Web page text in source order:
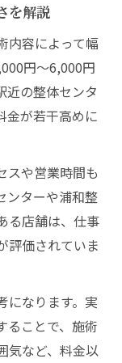
い服装選び
用方法を解
服装の工夫
介
術の見極め
安心感を確
を解説
内容によって幅
円～6,000円
近の整体センタ
金が若干高めに
スや営業時間も
ンターや浦和整
る店舗は、仕事
評価されていま
になります。実
ることで、施術
気など、料金以